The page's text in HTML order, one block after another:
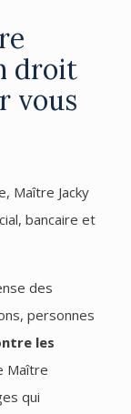
droit
vous
Maître Jacky
bancaire et
des
personnes
les
Maître
qui